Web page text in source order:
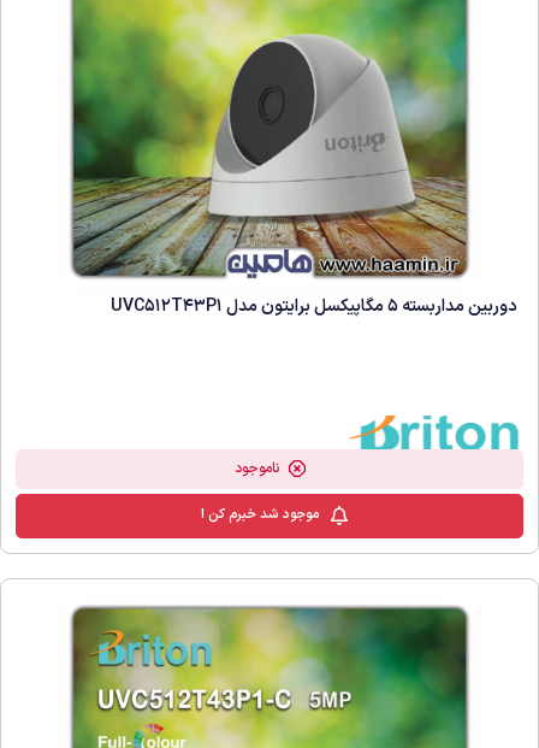
دوربین مداربسته 5 مگاپیکسل برایتون مدل UVC512T43P1
ناموجود
موجود شد خبرم کن !